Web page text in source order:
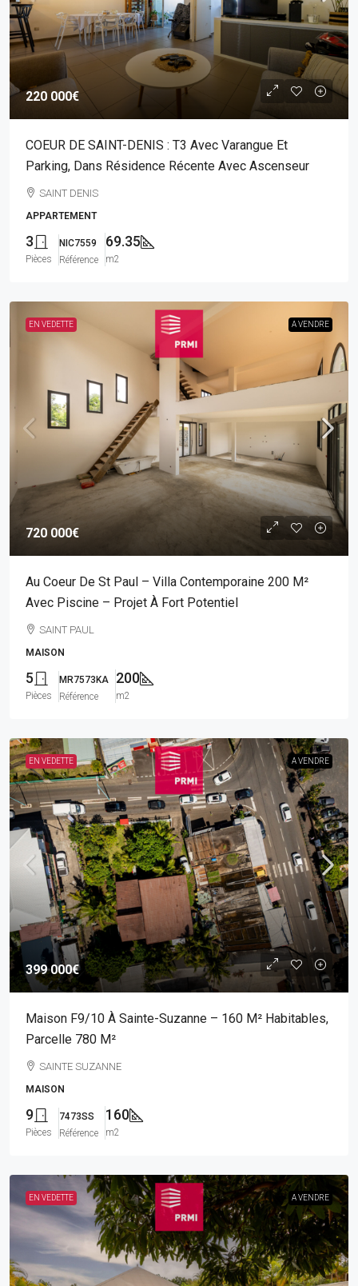
220 000€
COEUR DE SAINT-DENIS : T3 Avec Varangue Et
Parking, Dans Résidence Récente Avec Ascenseur
SAINT DENIS
APPARTEMENT
3
Pièces
NIC7559
Référence
69.35
m2
EN VEDETTE A VENDRE
720 000€
Au Coeur De St Paul – Villa Contemporaine 200 M²
Avec Piscine – Projet À Fort Potentiel
SAINT PAUL
MAISON
5
Pièces
MR7573KA
Référence
200
m2
EN VEDETTE A VENDRE
399 000€
Maison F9/10 À Sainte-Suzanne – 160 M² Habitables,
Parcelle 780 M²
SAINTE SUZANNE
MAISON
9
Pièces
7473SS
Référence
160
m2
EN VEDETTE A VENDRE